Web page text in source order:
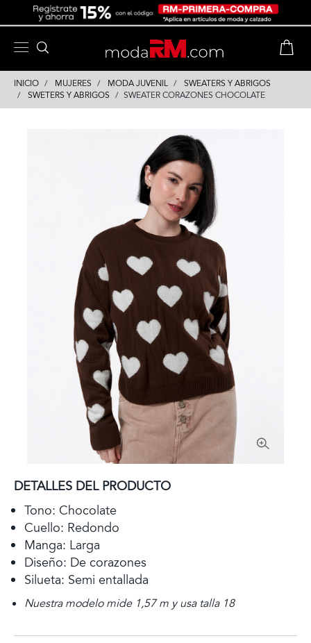
INICIO MUJERES MODA JUVENIL
SWEATERS Y ABRIGOS
SWETERS Y ABRIGOS
SWEATER CORAZONES CHOCOLATE
DETALLES DEL PRODUCTO
Tono: Chocolate
Cuello: Redondo
Manga: Larga
Diseño: De corazones
Silueta: Semi entallada
Nuestra modelo mide 1,57 m y usa talla 18